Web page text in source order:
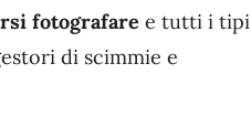
fotografare e tutti i tipi
di scimmie e